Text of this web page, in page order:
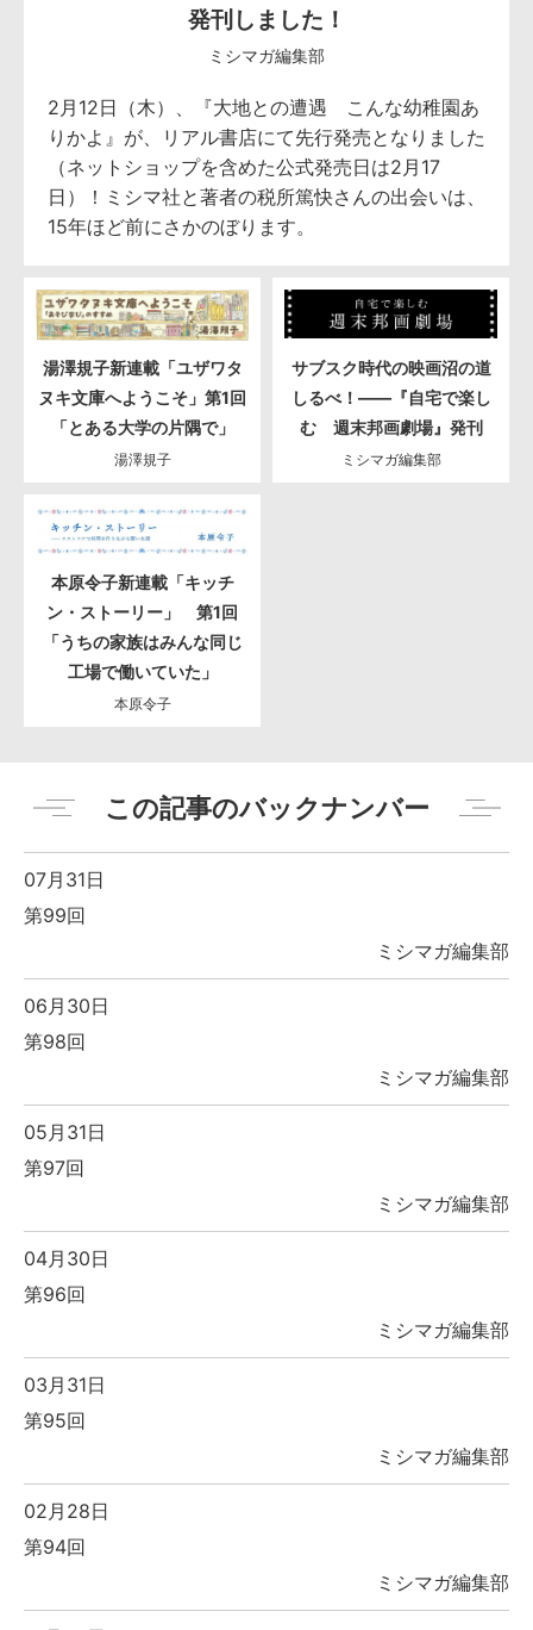
発刊しました！
ミシマガ編集部
2月12日（木）、『大地との遭遇 こんな幼稚園あ
りかよ』が、リアル書店にて先行発売となりました
（ネットショップを含めた公式発売日は2月17
日）！ミシマ社と著者の税所篤快さんの出会いは、
15年ほど前にさかのぼります。
湯澤規子新連載「ユザワタ
ヌキ文庫へようこそ」第1回
「とある大学の片隅で」
湯澤規子
サブスク時代の映画沼の道
しるべ！――『自宅で楽し
む 週末邦画劇場』発刊
ミシマガ編集部
本原令子新連載「キッチ
ン・ストーリー」 第1回
「うちの家族はみんな同じ
工場で働いていた」
本原令子
この記事のバックナンバー
07月31日
第99回
ミシマガ編集部
06月30日
第98回
ミシマガ編集部
05月31日
第97回
ミシマガ編集部
04月30日
第96回
ミシマガ編集部
03月31日
第95回
ミシマガ編集部
02月28日
第94回
ミシマガ編集部